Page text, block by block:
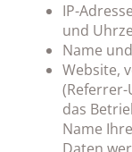
IP-
und
Name
Website,
(Referrer-
das
Name